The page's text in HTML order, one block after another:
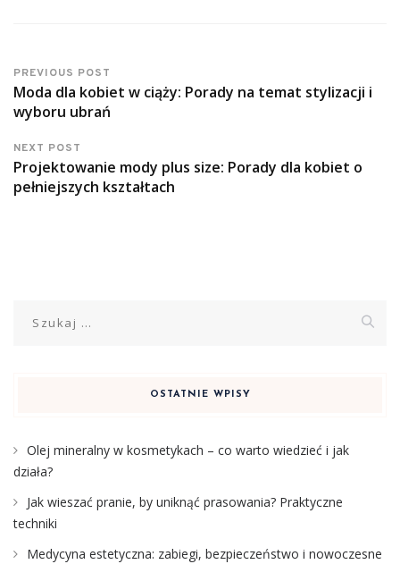
PREVIOUS POST
Moda dla kobiet w ciąży: Porady na temat stylizacji i
wyboru ubrań
NEXT POST
Projektowanie mody plus size: Porady dla kobiet o
pełniejszych kształtach
OSTATNIE WPISY
Olej mineralny w kosmetykach – co warto wiedzieć i jak
działa?
Jak wieszać pranie, by uniknąć prasowania? Praktyczne
techniki
Medycyna estetyczna: zabiegi, bezpieczeństwo i nowoczesne